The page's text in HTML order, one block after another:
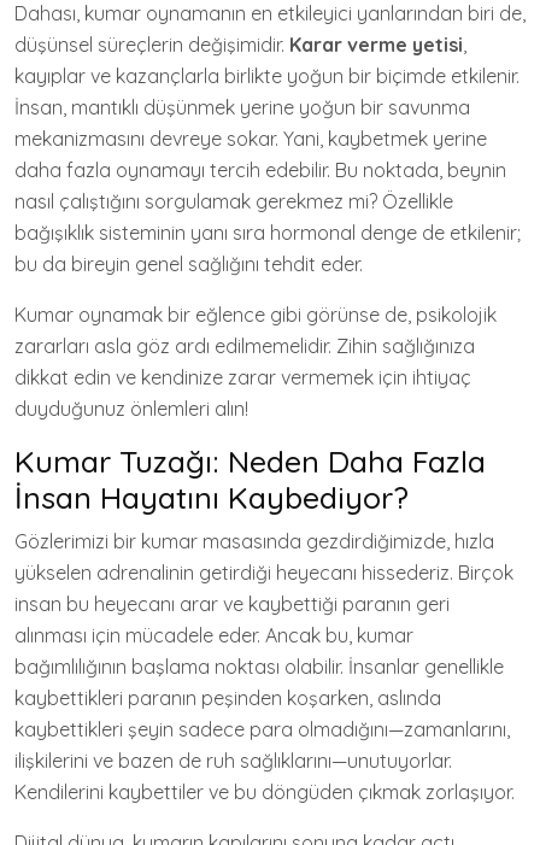
Dahası, kumar oynamanın en etkileyici yanlarından biri de,
düşünsel süreçlerin değişimidir. Karar verme yetisi,
kayıplar ve kazançlarla birlikte yoğun bir biçimde etkilenir.
İnsan, mantıklı düşünmek yerine yoğun bir savunma
mekanizmasını devreye sokar. Yani, kaybetmek yerine
daha fazla oynamayı tercih edebilir. Bu noktada, beynin
nasıl çalıştığını sorgulamak gerekmez mi? Özellikle
bağışıklık sisteminin yanı sıra hormonal denge de etkilenir;
bu da bireyin genel sağlığını tehdit eder.
Kumar oynamak bir eğlence gibi görünse de, psikolojik
zararları asla göz ardı edilmemelidir. Zihin sağlığınıza
dikkat edin ve kendinize zarar vermemek için ihtiyaç
duyduğunuz önlemleri alın!
Kumar Tuzağı: Neden Daha Fazla
İnsan Hayatını Kaybediyor?
Gözlerimizi bir kumar masasında gezdirdiğimizde, hızla
yükselen adrenalinin getirdiği heyecanı hissederiz. Birçok
insan bu heyecanı arar ve kaybettiği paranın geri
alınması için mücadele eder. Ancak bu, kumar
bağımlılığının başlama noktası olabilir. İnsanlar genellikle
kaybettikleri paranın peşinden koşarken, aslında
kaybettikleri şeyin sadece para olmadığını—zamanlarını,
ilişkilerini ve bazen de ruh sağlıklarını—unutuyorlar.
Kendilerini kaybettiler ve bu döngüden çıkmak zorlaşıyor.